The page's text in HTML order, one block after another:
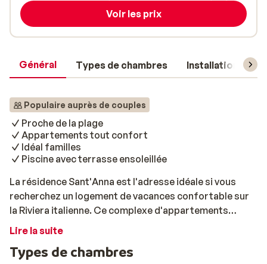
Général Types de chambres Installations
Populaire auprès de couples
Proche de la plage
Appartements tout confort
Idéal familles
Piscine avec terrasse ensoleillée
La résidence Sant'Anna est l'adresse idéale si vous
recherchez un logement de vacances confortable sur
la Riviera italienne. Ce complexe d'appartements
conviendra aussi bien aux couples qu'aux familles. Le
proximité de la plage. Vous aurez une belle vue sur les
Lire la suite
Types de chambres
Voir les prix